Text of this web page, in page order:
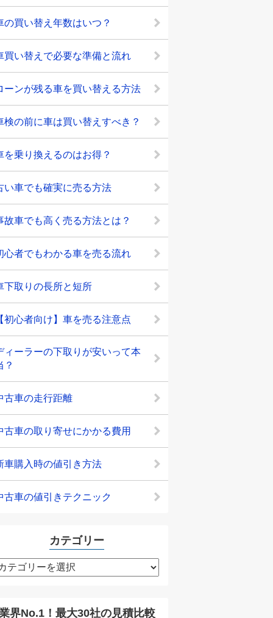
の買い替え年数はいつ？
買い替えで必要な準備と流れ
ーンが残る車を買い替える方法
検の前に車は買い替えすべき？
を乗り換えるのはお得？
い車でも確実に売る方法
故車でも高く売る方法とは？
心者でもわかる車を売る流れ
下取りの長所と短所
初心者向け】車を売る注意点
ィーラーの下取りが安いって本
？
古車の走行距離
古車の取り寄せにかかる費用
車購入時の値引き方法
古車の値引きテクニック
カテゴリー
界No.1！最大30社の見積比較